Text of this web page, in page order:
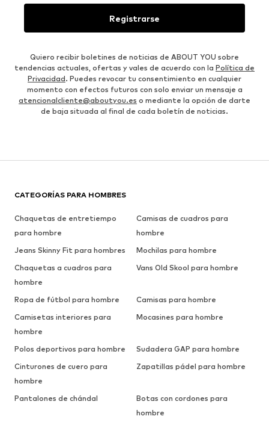
Registrarse
Quiero recibir boletines de noticias de ABOUT YOU sobre
tendencias actuales, ofertas y vales de acuerdo con la Política de
Privacidad. Puedes revocar tu consentimiento en cualquier
momento con efectos futuros con solo enviar un mensaje a
atencionalcliente@aboutyou.es o mediante la opción de darte
de baja situada al final de cada boletín de noticias.
CATEGORÍAS PARA HOMBRES
Chaquetas de entretiempo
para hombre
Camisas de cuadros para
hombre
Jeans Skinny Fit para hombres
Mochilas para hombre
Chaquetas a cuadros para
hombre
Vans Old Skool para hombre
Ropa de fútbol para hombre
Camisas para hombre
Camisetas interiores para
hombre
Mocasines para hombre
Polos deportivos para hombre
Sudadera GAP para hombre
Cinturones de cuero para
hombre
Zapatillas pádel para hombre
Pantalones de chándal
Botas con cordones para
hombre